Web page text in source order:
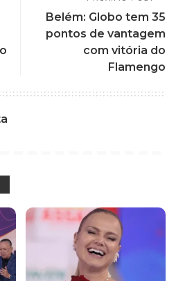
Belém: Globo tem 35
pontos de vantagem
com vitória do
Flamengo